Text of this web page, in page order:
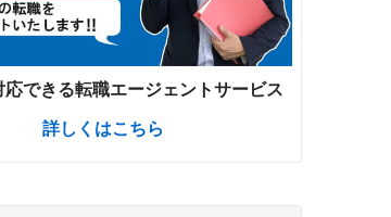
できる転職エージェントサービス
詳しくはこちら